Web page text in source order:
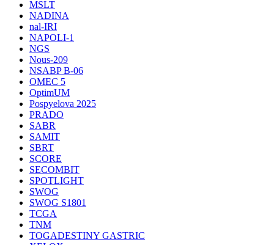
MSLT
NADINA
nal-IRI
NAPOLI-1
NGS
Nous-209
NSABP B-06
OMEC 5
OptimUM
Pospyelova 2025
PRADO
SABR
SAMIT
SBRT
SCORE
SECOMBIT
SPOTLIGHT
SWOG
SWOG S1801
TCGA
TNM
TOGADESTINY GASTRIC